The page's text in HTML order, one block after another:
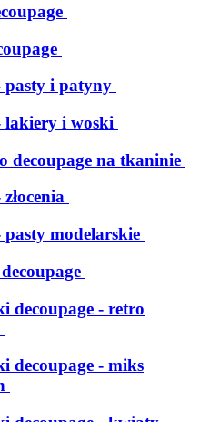
pasty i patyny
lakiery i woski
decoupage na tkaninie
pasty modelarskie
decoupage - retro
decoupage - miks